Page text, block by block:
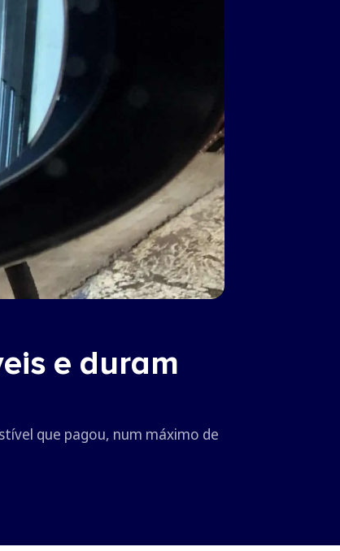
e duram
que pagou, num máximo de